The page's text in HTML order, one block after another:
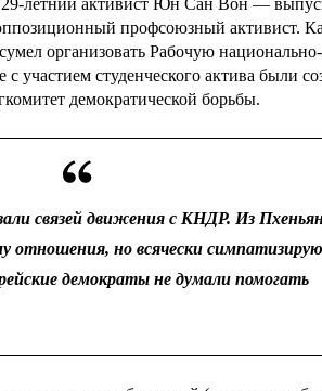
летний активист Юн Сан Вон —
профсоюзный активист.
организовать Рабочую национально-
участием студенческого актива были
демократической борьбы.
связей движения с КНДР. Из
отношения, но всячески
демократы не думали помогать